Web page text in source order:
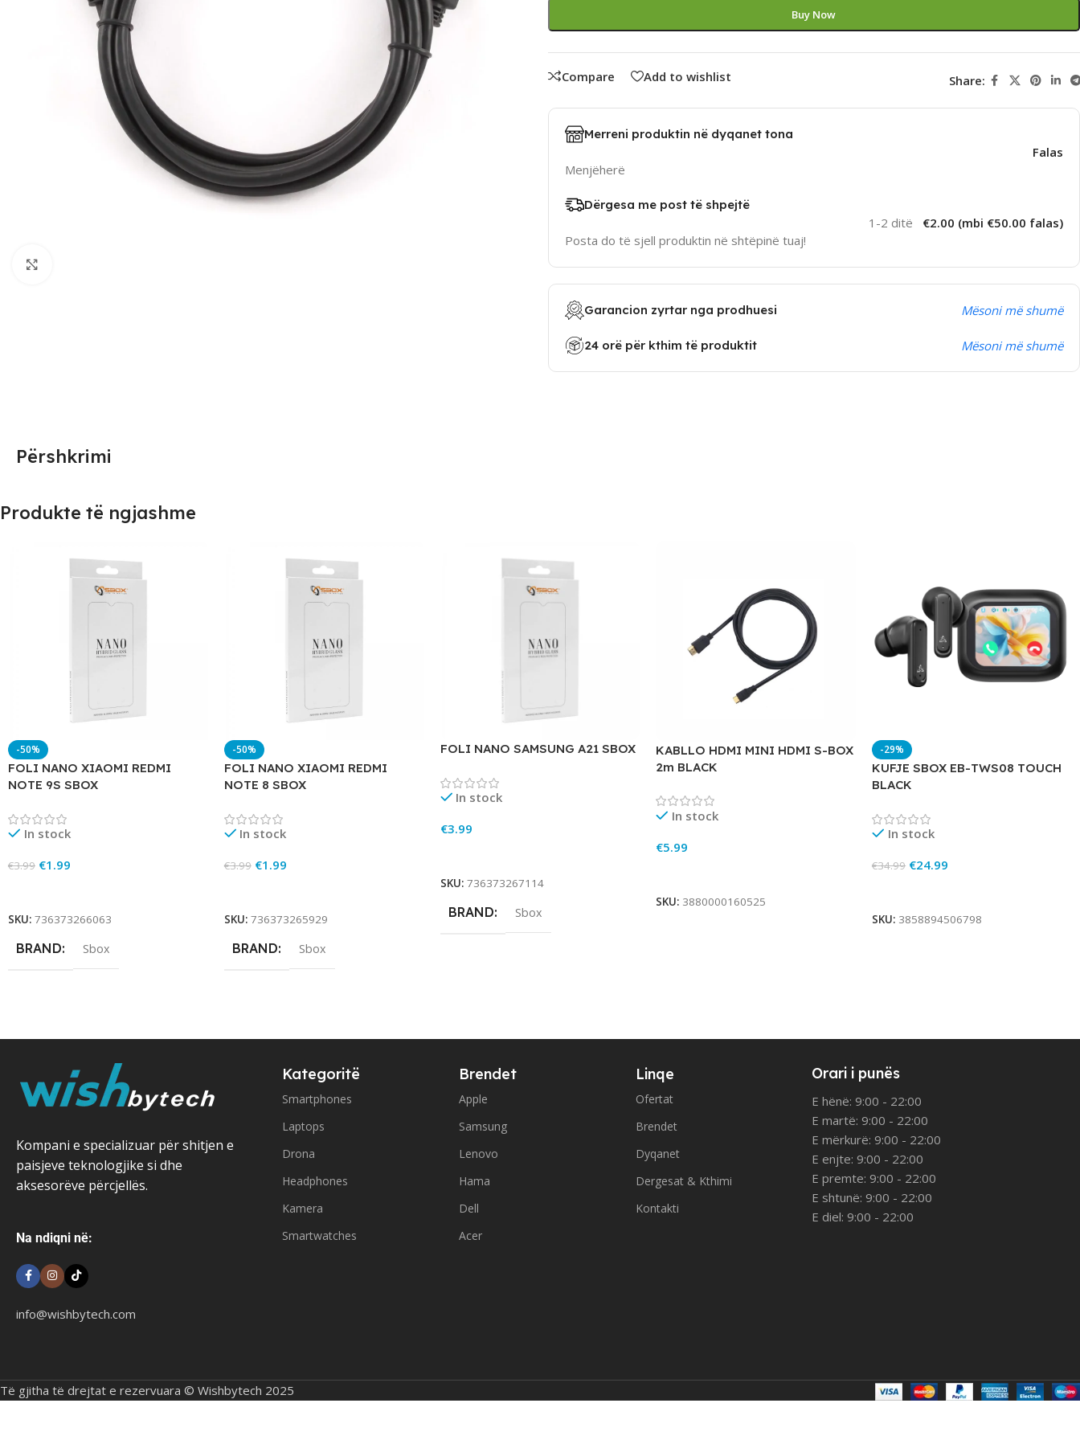
Buy Now
Compare Add to wishlist Share:
Merreni produktin në dyqanet tona
Menjëherë
Falas
Dërgesa me post të shpejtë
Posta do të sjell produktin në shtëpinë tuaj!
1-2 ditë €2.00 (mbi €50.00 falas)
Garancion zyrtar nga prodhuesi Mësoni më shumë
24 orë për kthim të produktit Mësoni më shumë
Përshkrimi
Produkte të ngjashme
-50%
FOLI NANO XIAOMI REDMI
NOTE 9S SBOX
In stock
€3.99 €1.99
SKU: 736373266063
BRAND Sbox
-50%
FOLI NANO XIAOMI REDMI
NOTE 8 SBOX
In stock
€3.99 €1.99
SKU: 736373265929
BRAND Sbox
FOLI NANO SAMSUNG A21 SBOX
In stock
€3.99
SKU: 736373267114
BRAND Sbox
KABLLO HDMI MINI HDMI S-BOX
2m BLACK
In stock
€5.99
SKU: 3880000160525
-29%
KUFJE SBOX EB-TWS08 TOUCH
BLACK
In stock
€34.99 €24.99
SKU: 3858894506798
Kompani e specializuar për shitjen e
paisjeve teknologjike si dhe
aksesorëve përcjellës.
Na ndiqni në:
info@wishbytech.com
Kategoritë
Smartphones
Laptops
Drona
Headphones
Kamera
Smartwatches
Brendet
Apple
Samsung
Lenovo
Hama
Dell
Acer
Linqe
Ofertat
Brendet
Dyqanet
Dergesat & Kthimi
Kontakti
Orari i punës
E hënë: 9:00 - 22:00
E martë: 9:00 - 22:00
E mërkurë: 9:00 - 22:00
E enjte: 9:00 - 22:00
E premte: 9:00 - 22:00
E shtunë: 9:00 - 22:00
E diel: 9:00 - 22:00
Të gjitha të drejtat e rezervuara © Wishbytech 2025